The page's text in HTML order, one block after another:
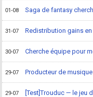
01-08 Saga de fantasy
31-07 Redistribution gains
30-07 Cherche équipe pour
29-07 Producteur de
29-07 [Test]Trouduc — le jeu